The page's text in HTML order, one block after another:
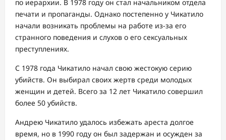
по иерархии. В 1978 году он стал начальником отдела
печати и пропаганды. Однако постепенно у Чикатило
начали возникать проблемы на работе из-за его
странного поведения и слухов о его сексуальных
преступлениях.
С 1978 года Чикатило начал свою жестокую серию
убийств. Он выбирал своих жертв среди молодых
женщин и детей. Всего за 12 лет Чикатило совершил
более 50 убийств.
Андрею Чикатило удалось избежать ареста долгое
время, но в 1990 году он был задержан и осужден за